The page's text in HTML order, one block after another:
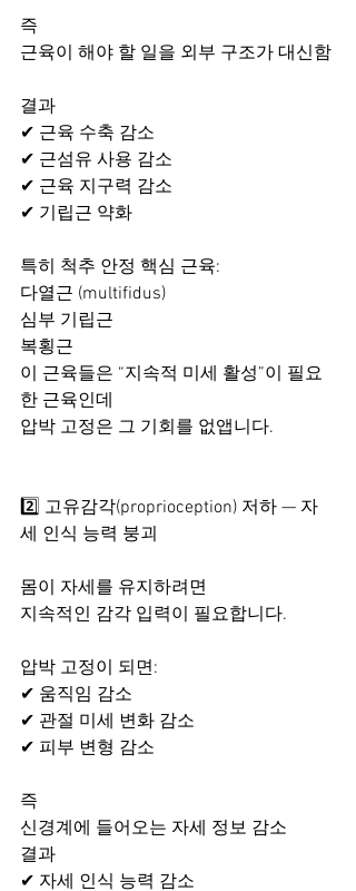
즉
근육이 해야 할 일을 외부 구조가 대신함
결과
✔ 근육 수축 감소
✔ 근섬유 사용 감소
✔ 근육 지구력 감소
✔ 기립근 약화
특히 척추 안정 핵심 근육:
다열근 (multifidus)
심부 기립근
복횡근
이 근육들은 “지속적 미세 활성”이 필요
한 근육인데
압박 고정은 그 기회를 없앱니다.
2️⃣ 고유감각(proprioception) 저하 — 자
세 인식 능력 붕괴
몸이 자세를 유지하려면
지속적인 감각 입력이 필요합니다.
압박 고정이 되면:
✔ 움직임 감소
✔ 관절 미세 변화 감소
✔ 피부 변형 감소
즉
신경계에 들어오는 자세 정보 감소
결과
✔ 자세 인식 능력 감소